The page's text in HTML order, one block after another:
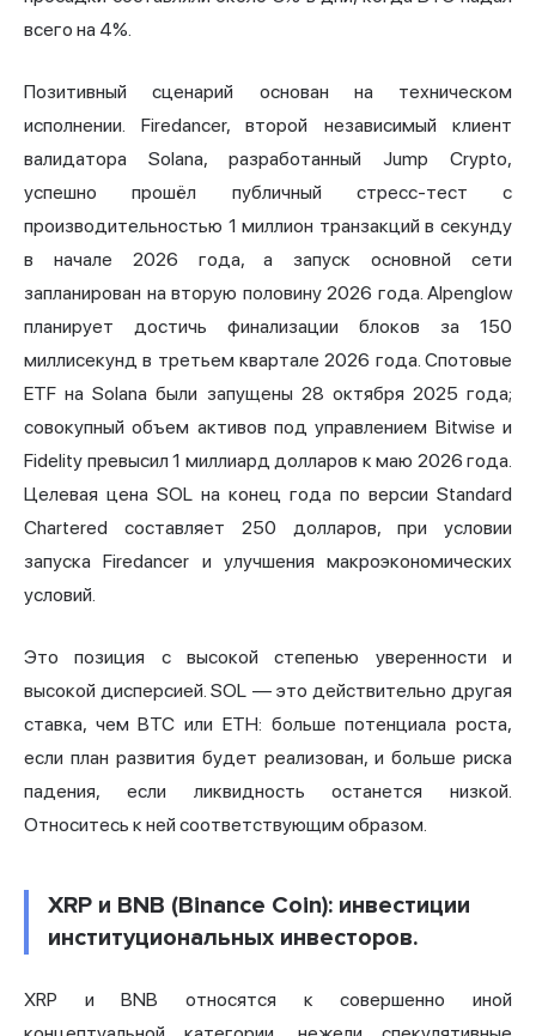
всего на 4%.
Позитивный сценарий основан на техническом
исполнении. Firedancer, второй независимый клиент
валидатора Solana, разработанный Jump Crypto,
успешно прошёл публичный стресс-тест с
производительностью 1 миллион транзакций в секунду
в начале 2026 года, а запуск основной сети
запланирован на вторую половину 2026 года. Alpenglow
планирует достичь финализации блоков за 150
миллисекунд в третьем квартале 2026 года. Спотовые
ETF на Solana были запущены 28 октября 2025 года;
совокупный объем активов под управлением Bitwise и
Fidelity превысил 1 миллиард долларов к маю 2026 года.
Целевая цена SOL на конец года по версии Standard
Chartered составляет 250 долларов, при условии
запуска Firedancer и улучшения макроэкономических
условий.
Это позиция с высокой степенью уверенности и
высокой дисперсией. SOL — это действительно другая
ставка, чем BTC или ETH: больше потенциала роста,
если план развития будет реализован, и больше риска
падения, если ликвидность останется низкой.
Относитесь к ней соответствующим образом.
XRP и BNB (Binance Coin): инвестиции
институциональных инвесторов.
XRP и BNB относятся к совершенно иной